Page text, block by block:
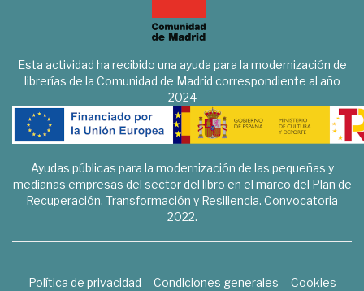
Esta actividad ha recibido una ayuda para la modernización de
librerías de la Comunidad de Madrid correspondiente al año
2024
Ayudas públicas para la modernización de las pequeñas y
medianas empresas del sector del libro en el marco del Plan de
Recuperación, Transformación y Resiliencia. Convocatoria
2022.
Política de privacidad Condiciones generales
Cookies